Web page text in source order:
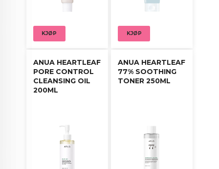
KJØP KJØP
ANUA HEARTLEAF
PORE CONTROL
CLEANSING OIL
200ML
ANUA HEARTLEAF
77% SOOTHING
TONER 250ML